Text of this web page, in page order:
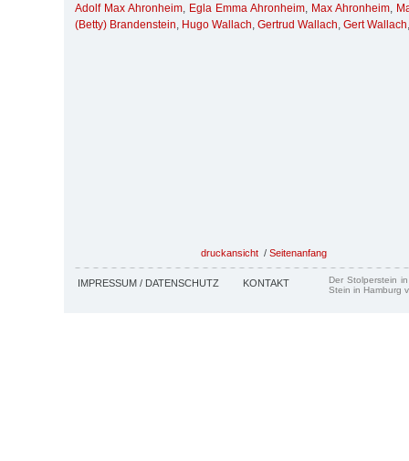
Adolf Max Ahronheim, Egla Emma Ahronheim, Max Ahronheim,
(Betty) Brandenstein, Hugo Wallach, Gertrud Wallach, Gert Wallach
druckansicht / Seitenanfang
IMPRESSUM / DATENSCHUTZ KONTAKT
Der Stolperstein
Stein in Hamburg